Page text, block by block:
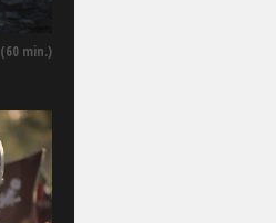
(60 min.)